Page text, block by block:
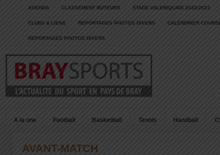
AGENDA CLASSEMENT BUTEURS STADE VALERIQUAIS 2022/2023
CLUBS & LIENS REPORTAGES PHOTOS DIVERS CALENDRIER
REPORTAGES PHOTOS DIVERS
A la une Football Basketball Tennis Handball
AVANT-MATCH